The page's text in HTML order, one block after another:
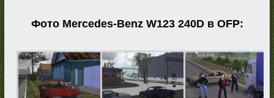
Фото Mercedes-Benz W123 240D в OFP: